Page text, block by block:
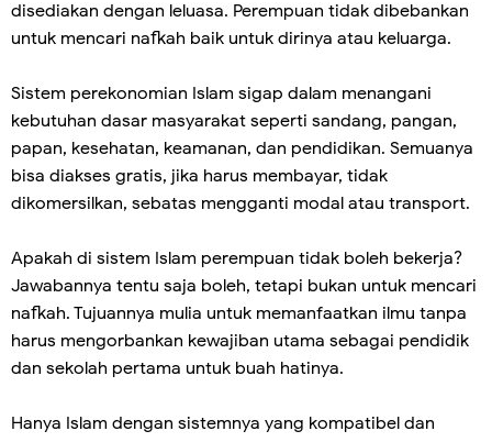
disediakan dengan leluasa. Perempuan tidak dibebankan
untuk mencari nafkah baik untuk dirinya atau keluarga.
Sistem perekonomian Islam sigap dalam menangani
kebutuhan dasar masyarakat seperti sandang, pangan,
papan, kesehatan, keamanan, dan pendidikan. Semuanya
bisa diakses gratis, jika harus membayar, tidak
dikomersilkan, sebatas mengganti modal atau transport.
Apakah di sistem Islam perempuan tidak boleh bekerja?
Jawabannya tentu saja boleh, tetapi bukan untuk mencari
nafkah. Tujuannya mulia untuk memanfaatkan ilmu tanpa
harus mengorbankan kewajiban utama sebagai pendidik
dan sekolah pertama untuk buah hatinya.
Hanya Islam dengan sistemnya yang kompatibel dan